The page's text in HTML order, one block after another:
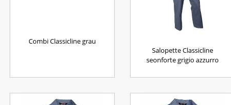
Combi Classicline grau
Salopette Classicline
seonforte grigio azzurro